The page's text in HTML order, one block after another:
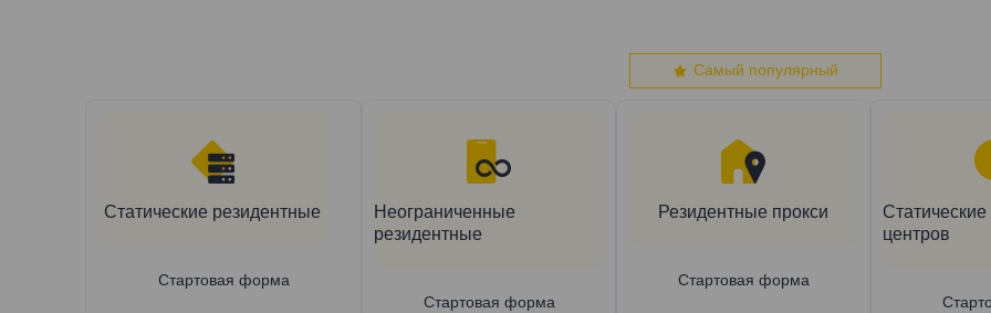
Самый популярный
Статические резидентные
Стартовая форма
Неограниченные
резидентные
Стартовая форма
Резидентные прокси
Стартовая форма
центров